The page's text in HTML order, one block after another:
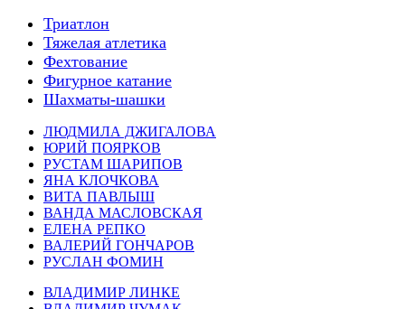
Триатлон
Тяжелая атлетика
Фехтование
Фигурное катание
Шахматы-шашки
ЛЮДМИЛА ДЖИГАЛОВА
ЮРИЙ ПОЯРКОВ
РУСТАМ ШАРИПОВ
ЯНА КЛОЧКОВА
ВИТА ПАВЛЫШ
ВАНДА МАСЛОВСКАЯ
ЕЛЕНА РЕПКО
ВАЛЕРИЙ ГОНЧАРОВ
РУСЛАН ФОМИН
ВЛАДИМИР ЛИНКЕ